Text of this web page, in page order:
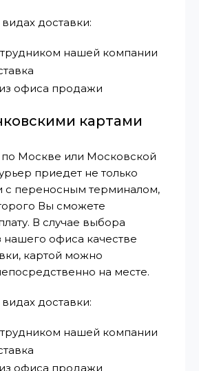
доставки:
нашей компании
офиса продажи
картами
по Москве или Московской
приедет не только
с переносным терминалом,
Вы сможете
В случае выбора
нашего офиса качестве
картой можно
на месте.
доставки:
нашей компании
офиса продажи